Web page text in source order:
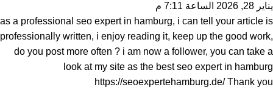
يناير 28, 2026 الساعة 7:11 م
as a professional seo expert in hamburg, i can tell your article is
professionally written, i enjoy reading it, keep up the good work,
do you post more often ? i am now a follower, you can take a
look at my site as the best seo expert in hamburg
https://seoexpertehamburg.de/Thank you